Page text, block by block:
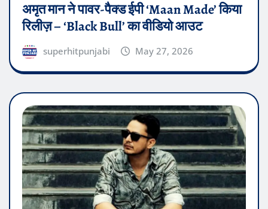
अमृत मान ने पावर-पैक्ड ईपी ‘Maan Made’ किया
रिलीज़ – ‘Black Bull’ का वीडियो आउट
superhitpunjabi May 27, 2026